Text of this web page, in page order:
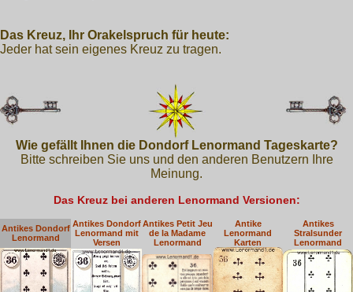
Das Kreuz, Ihr Orakelspruch für heute:
Jeder hat sein eigenes Kreuz zu tragen.
Wie gefällt Ihnen die Dondorf Lenormand Tageskarte?
Bitte schreiben Sie uns und den anderen Benutzern Ihre
Meinung.
Das Kreuz bei anderen Lenormand Versionen:
Antikes Dondorf
Lenormand
Antikes Dondorf
Lenormand mit
Versen
Antikes Petit Jeu
de la Madame
Lenormand
Antike
Lenormand
Karten
Antikes
Stralsunder
Lenormand